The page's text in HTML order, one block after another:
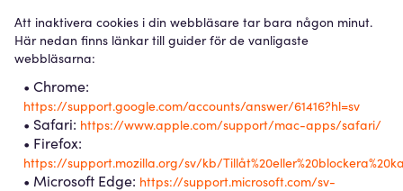
Att inaktivera cookies i din webbläsare tar bara någon minut.
Här nedan finns länkar till guider för de vanligaste
webbläsarna:
• Chrome:
https://support.google.com/accounts/answer/61416?hl=sv
• Safari: https://www.apple.com/support/mac-apps/safari/
• Firefox:
https://support.mozilla.org/sv/kb/
• Microsoft Edge: https://support.microsoft.com/sv-